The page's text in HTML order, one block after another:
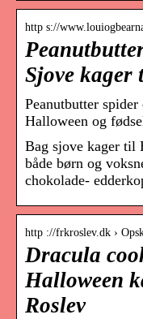
http s://
Sjove
Peanutbutter
Halloween og
Bag sjove kager til
både børn og
chokolade-
http ://frkroslev.dk ›
Dracula
Halloween
Roslev